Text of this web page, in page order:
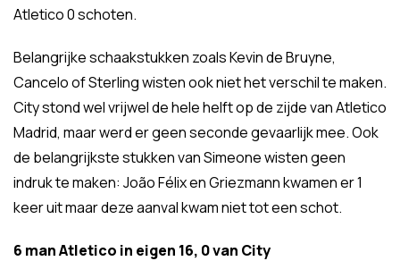
Atletico 0 schoten.
Belangrijke schaakstukken zoals Kevin de Bruyne,
Cancelo of Sterling wisten ook niet het verschil te maken.
City stond wel vrijwel de hele helft op de zijde van Atletico
Madrid, maar werd er geen seconde gevaarlijk mee. Ook
de belangrijkste stukken van Simeone wisten geen
indruk te maken: João Félix en Griezmann kwamen er 1
keer uit maar deze aanval kwam niet tot een schot.
6 man Atletico in eigen 16, 0 van City